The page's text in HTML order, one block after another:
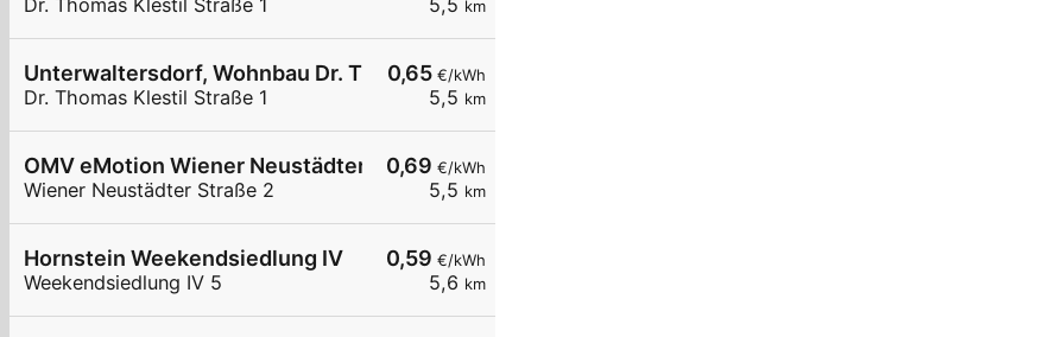
5,5 km
Dr. Thomas Klestil Straße 1
0,65€/kWh
5,5 km
Unterwaltersdorf, Wohnbau Dr. T. Klestil. Str.
Dr. Thomas Klestil Straße 1
0,69 €/kWh
5,5 km
OMV eMotion Wiener Neustädter Straße 2 Ebreichsdorf
Wiener Neustädter Straße 2
0,59 €/kWh
5,6 km
Hornstein Weekendsiedlung IV
Weekendsiedlung IV 5